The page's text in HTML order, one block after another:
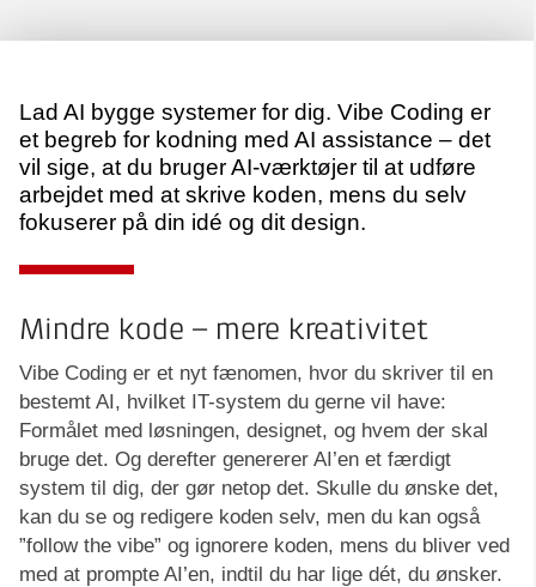
Lad AI bygge systemer for dig. Vibe Coding er
et begreb for kodning med AI assistance – det
vil sige, at du bruger AI-værktøjer til at udføre
arbejdet med at skrive koden, mens du selv
fokuserer på din idé og dit design.
Mindre kode – mere kreativitet
Vibe Coding er et nyt fænomen, hvor du skriver til en
bestemt AI, hvilket IT-system du gerne vil have:
Formålet med løsningen, designet, og hvem der skal
bruge det. Og derefter genererer AI’en et færdigt
system til dig, der gør netop det. Skulle du ønske det,
kan du se og redigere koden selv, men du kan også
”follow the vibe” og ignorere koden, mens du bliver ved
med at prompte AI’en, indtil du har lige dét, du ønsker.